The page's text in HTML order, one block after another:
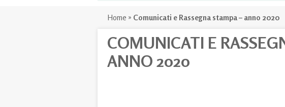
Home » Comunicati e Rassegna stampa – anno 2020
COMUNICATI E
ANNO 2020